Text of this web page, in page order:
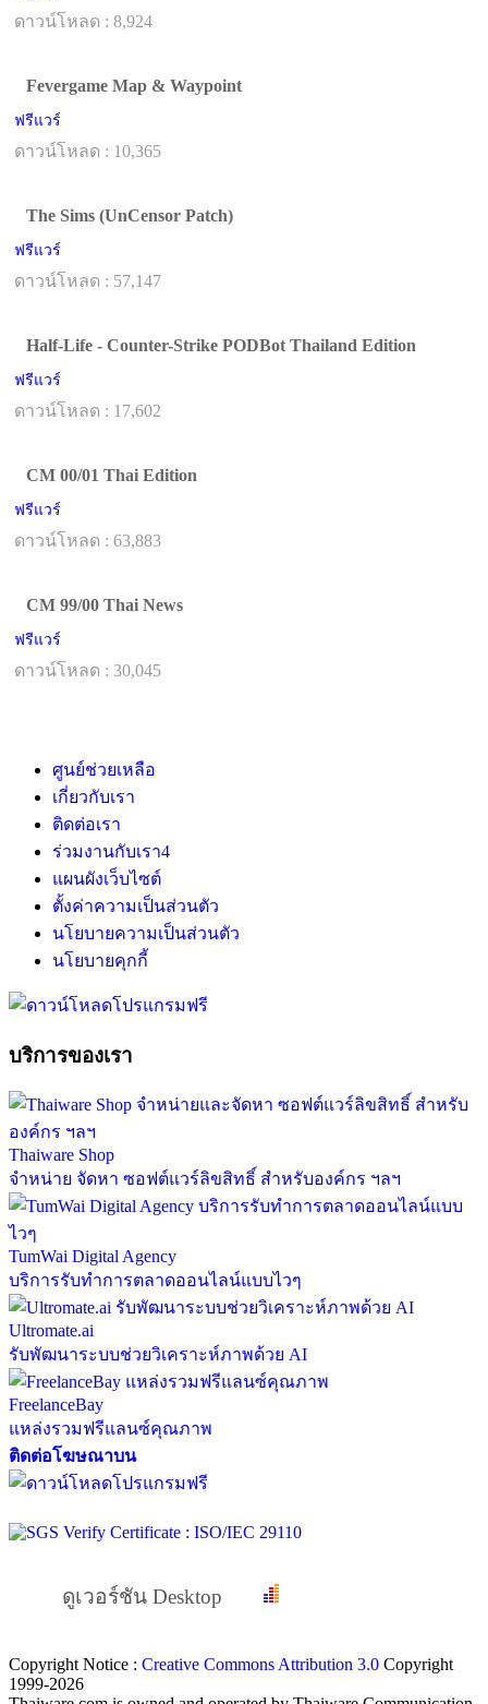
ดาวน์โหลด : 8,924
Fevergame Map & Waypoint
ฟรีแวร์
ดาวน์โหลด : 10,365
The Sims (UnCensor Patch)
ฟรีแวร์
ดาวน์โหลด : 57,147
Half-Life - Counter-Strike PODBot Thailand Edition
ฟรีแวร์
ดาวน์โหลด : 17,602
CM 00/01 Thai Edition
ฟรีแวร์
ดาวน์โหลด : 63,883
CM 99/00 Thai News
ฟรีแวร์
ดาวน์โหลด : 30,045
ศูนย์ช่วยเหลือ
เกี่ยวกับเรา
ติดต่อเรา
ร่วมงานกับเรา4
แผนผังเว็บไซต์
ตั้งค่าความเป็นส่วนตัว
นโยบายความเป็นส่วนตัว
นโยบายคุกกี้
บริการของเรา
Thaiware Shop
จำหน่าย จัดหา ซอฟต์แวร์ลิขสิทธิ์ สำหรับองค์กร ฯลฯ
TumWai Digital Agency
บริการรับทำการตลาดออนไลน์แบบไวๆ
Ultromate.ai
รับพัฒนาระบบช่วยวิเคราะห์ภาพด้วย AI
FreelanceBay
แหล่งรวมฟรีแลนซ์คุณภาพ
ติดต่อโฆษณาบน
ดูเวอร์ชัน Desktop
Copyright Notice : Creative Commons Attribution 3.0 Copyright
1999-2026